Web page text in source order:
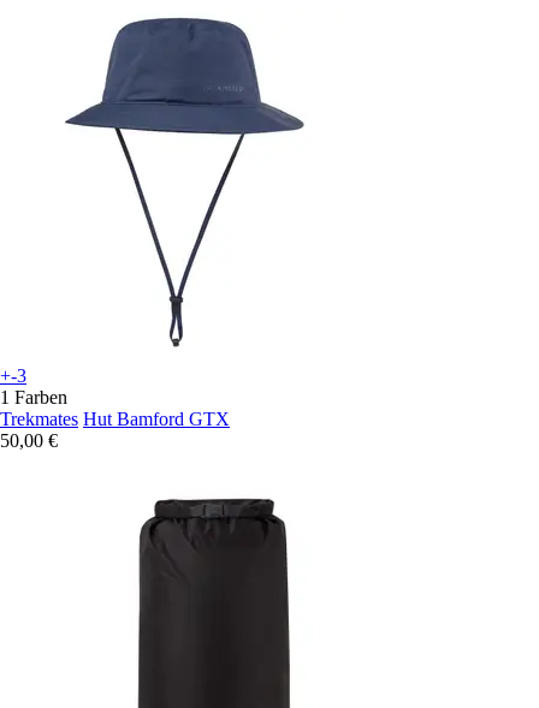
+-3
1 Farben
Trekmates Hut Bamford GTX
50,00 €